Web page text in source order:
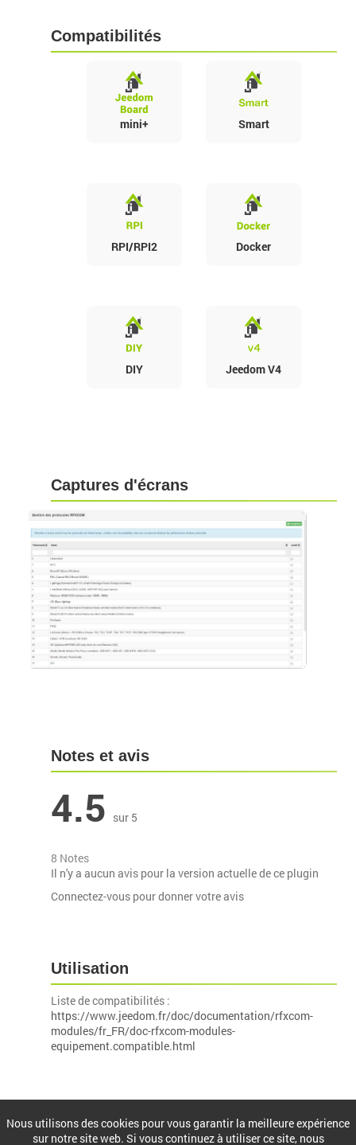
Compatibilités
mini+ Smart
RPI/RPI2 Docker
DIY Jeedom V4
Captures d'écrans
Notes et avis
4.5 sur 5
8 Notes
Il n'y a aucun avis pour la version actuelle de ce plugin
Connectez-vous pour donner votre avis
Utilisation
Liste de compatibilités :
https://www.jeedom.fr/doc/documentation/rfxcom-
modules/fr_FR/doc-rfxcom-modules-
equipement.compatible.html
Nous utilisons des cookies pour vous garantir la meilleure expérience
sur notre site web. Si vous continuez à utiliser ce site, nous